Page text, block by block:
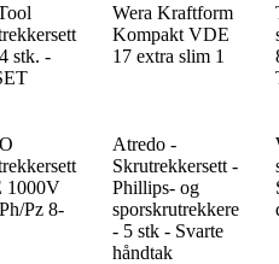
stk. -
Wera Kraftform
Kompakt VDE
17 extra slim 1
1000V
Pz 8-
Atredo -
Skrutrekkersett -
Phillips- og
sporskrutrekkere
- 5 stk - Svarte
håndtak